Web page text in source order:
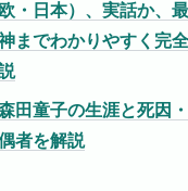
欧・日本）、実話か、
までわかりやすく完
田童子の生涯と死因
者を解説